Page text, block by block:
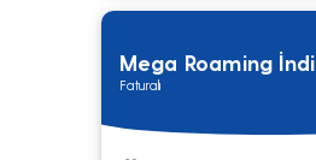
Mega Roaming
Faturalı